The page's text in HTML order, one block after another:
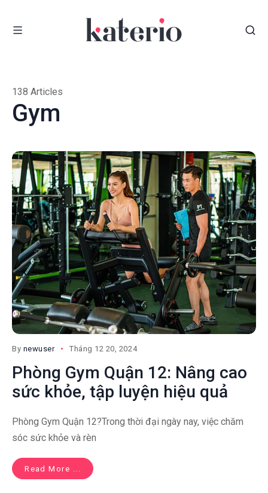
Gym
138 Articles
By newuser Tháng 12 20, 2024
Phòng Gym Quận 12: Nâng cao
sức khỏe, tập luyện hiệu quả
Phòng Gym Quận 12?Trong thời đại ngày nay, việc chăm
sóc sức khỏe và rèn
Read More ...